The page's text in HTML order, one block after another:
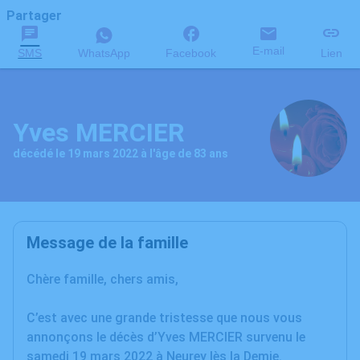
Partager
SMS WhatsApp Facebook E-mail Lien
Yves MERCIER
décédé le 19 mars 2022 à l'âge de 83 ans
Message de la famille
Chère famille, chers amis,
C’est avec une grande tristesse que nous vous
annonçons le décès d’Yves MERCIER survenu le
samedi 19 mars 2022 à Neurey lès la Demie.